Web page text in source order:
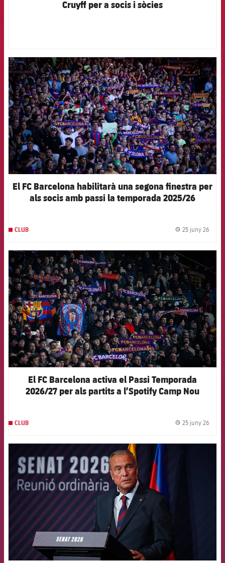
Cruyff per a socis i sòcies
FCB Barcelona badge
El FC Barcelona habilitarà una segona finestra per
als socis amb passi la temporada 2025/26
CLUB 25 juny 26
FCB Barcelona badge
El FC Barcelona activa el Passi Temporada
2026/27 per als partits a l’Spotify Camp Nou
CLUB 25 juny 26
FCB Barcelona badge